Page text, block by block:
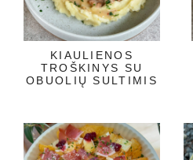
KIAULIENOS
TROŠKINYS SU
OBUOLIŲ SULTIMIS